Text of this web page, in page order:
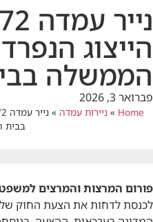
הנפרד
»ניירות עמדה»
נייר
בבית המשפט
המרצות והמרצים למשפטים
את הצעת החוק של יו"ר